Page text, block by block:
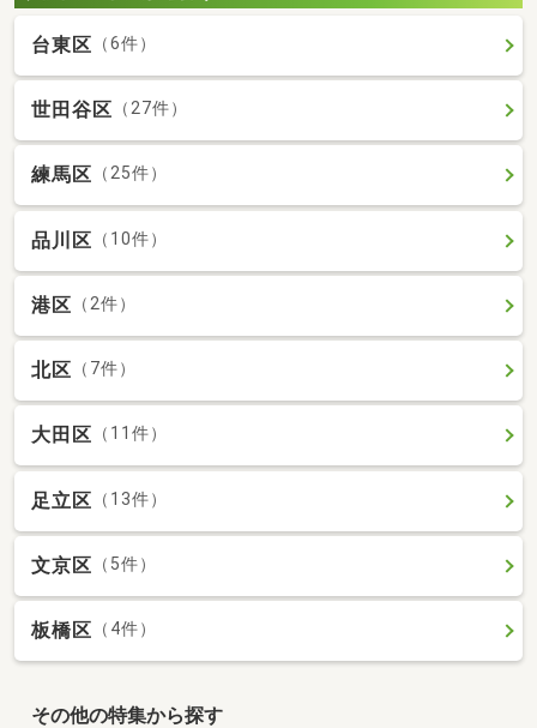
台東区 （6件）
世田谷区 （27件）
練馬区 （25件）
品川区 （10件）
港区 （2件）
北区 （7件）
大田区 （11件）
足立区 （13件）
文京区 （5件）
板橋区 （4件）
その他の特集から探す